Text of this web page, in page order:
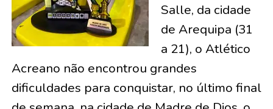
Salle, da cidade
de Arequipa (31
a 21), o Atlético
Acreano não encontrou grandes
dificuldades para conquistar, no último final